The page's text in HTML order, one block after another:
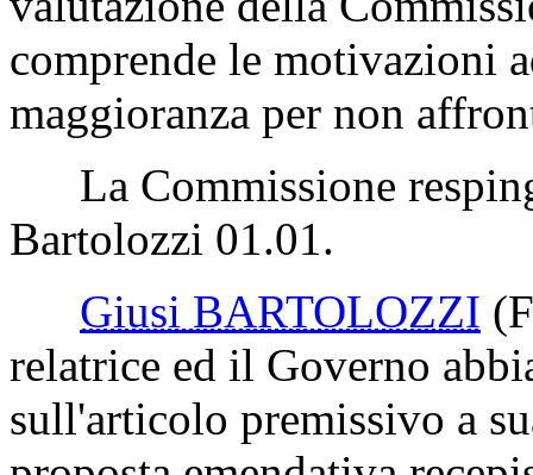
premissivo Bartolozzi
per introdurre tale
condividendo la scelta
valutazione della
comprende le motivazioni
maggioranza per non
La Commissione
Bartolozzi 01.01.